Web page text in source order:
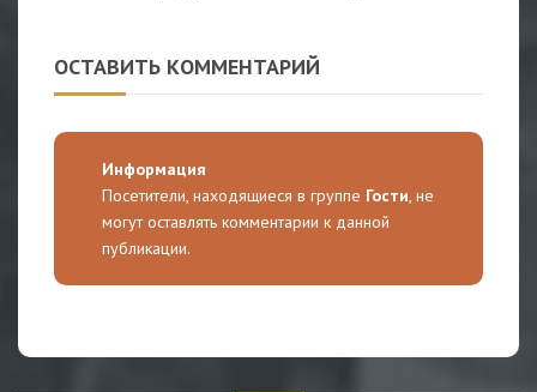
ОСТАВИТЬ КОММЕНТАРИЙ
Информация
Посетители, находящиеся в группе Гости, не
могут оставлять комментарии к данной
публикации.